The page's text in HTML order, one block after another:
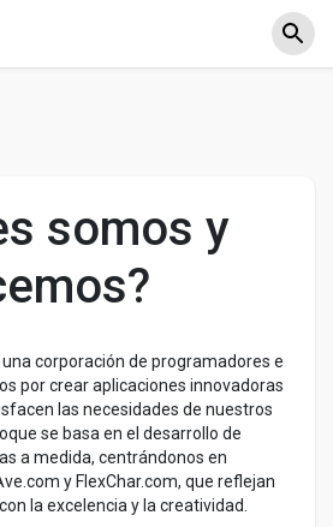
somos y
corporación de programadores e
por crear aplicaciones innovadoras
las necesidades de nuestros
se basa en el desarrollo de
a medida, centrándonos en
y FlexChar.com, que reflejan
la excelencia y la creatividad.